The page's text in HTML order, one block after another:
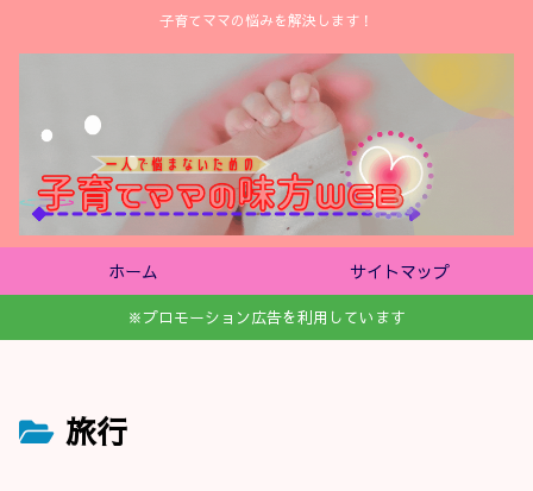
子育てママの悩みを解決します！
ホーム サイトマップ
※プロモーション広告を利用しています
旅行